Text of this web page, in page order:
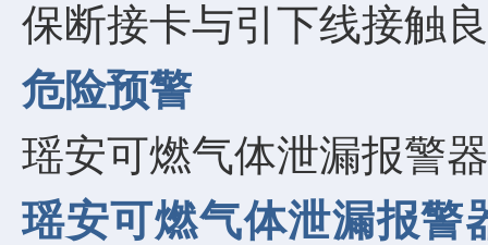
保断接卡与引下线接触
危险预警
瑶安可燃气体泄漏报警
瑶安可燃气体泄漏报警